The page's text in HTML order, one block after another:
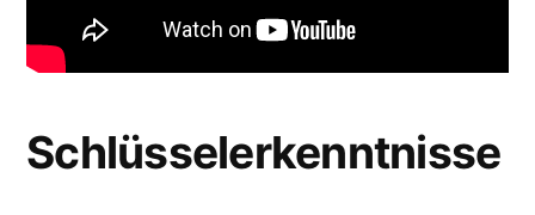
Schlüsselerkenntnisse